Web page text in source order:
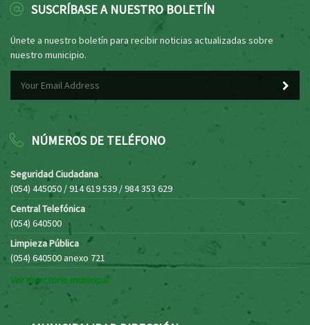
SUSCRÍBASE A NUESTRO BOLETÍN
Únete a nuestro boletín para recibir noticias actualizadas sobre
nuestro municipio.
NÚMEROS DE TELÉFONO
Seguridad Ciudadana
(054) 445050 / 914 619 539 / 984 353 629
Central Telefónica
(054) 640500
Limpieza Pública
(054) 640500 anexo 721
Ver directorio municipal